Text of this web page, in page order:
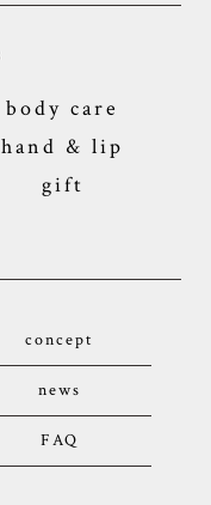
body care
hand & lip
gift
concept
news
FAQ